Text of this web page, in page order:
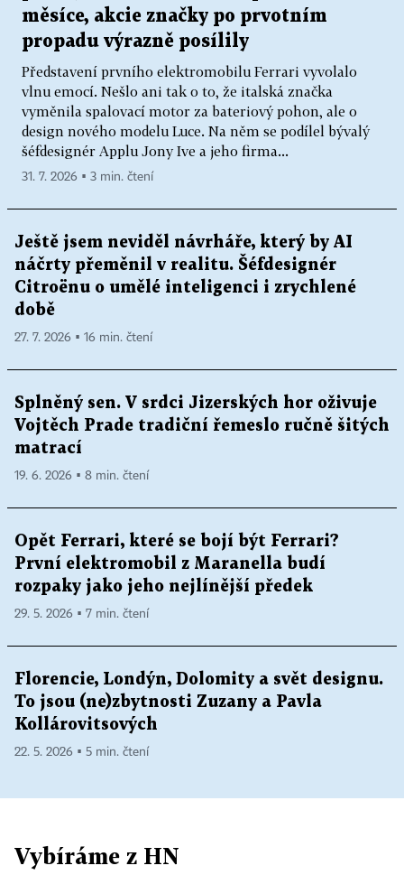
měsíce, akcie značky po prvotním
propadu výrazně posílily
Představení prvního elektromobilu Ferrari vyvolalo
vlnu emocí. Nešlo ani tak o to, že italská značka
vyměnila spalovací motor za bateriový pohon, ale o
design nového modelu Luce. Na něm se podílel bývalý
šéfdesignér Applu Jony Ive a jeho firma...
31. 7. 2026 ▪ 3 min. čtení
Ještě jsem neviděl návrháře, který by AI
náčrty přeměnil v realitu. Šéfdesignér
Citroënu o umělé inteligenci i zrychlené
době
27. 7. 2026 ▪ 16 min. čtení
Splněný sen. V srdci Jizerských hor oživuje
Vojtěch Prade tradiční řemeslo ručně šitých
matrací
19. 6. 2026 ▪ 8 min. čtení
Opět Ferrari, které se bojí být Ferrari?
První elektromobil z Maranella budí
rozpaky jako jeho nejlínější předek
29. 5. 2026 ▪ 7 min. čtení
Florencie, Londýn, Dolomity a svět designu.
To jsou (ne)zbytnosti Zuzany a Pavla
Kollárovitsových
22. 5. 2026 ▪ 5 min. čtení
Vybíráme z HN